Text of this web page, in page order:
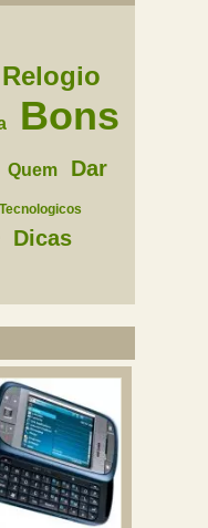
Relogio
Bons
Quem Dar
Tecnologicos
Dicas